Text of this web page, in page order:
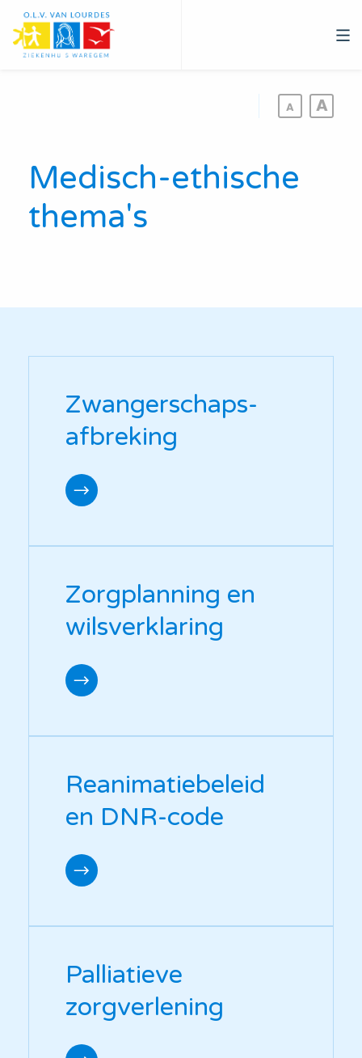
Overslaan
en
naar
Medisch-ethische
thema's
Zwangerschaps-
afbreking
Zorgplanning en
wilsverklaring
Reanimatiebeleid
en DNR-code
Palliatieve
zorgverlening